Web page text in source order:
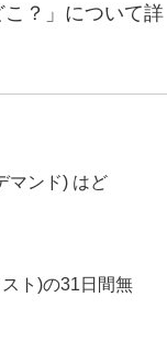
？」について詳
マンド) はど
ト)の31日間無